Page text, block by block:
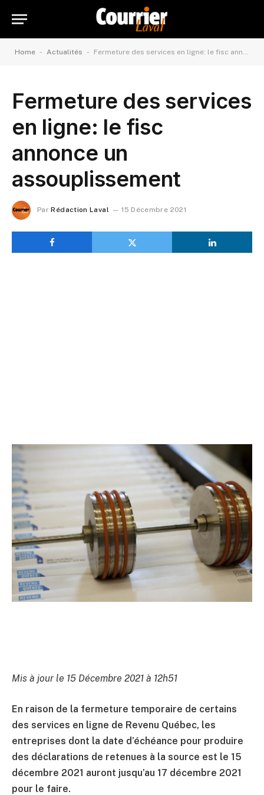
Home - Actualités - Fermeture des services en ligne: le fisc annonce un assouplissement
Fermeture des services
en ligne: le fisc
annonce un
assouplissement
Par Rédaction Laval 15 Décembre 2021
Mis à jour le 15 Décembre 2021 à 12h51
En raison de la fermeture temporaire de certains
des services en ligne de Revenu Québec, les
entreprises dont la date d’échéance pour produire
des déclarations de retenues à la source est le 15
décembre 2021 auront jusqu’au 17 décembre 2021
pour le faire.